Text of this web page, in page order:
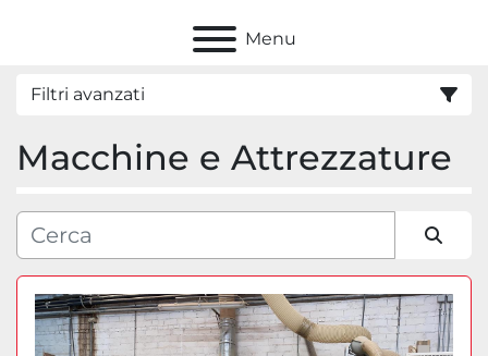
Menu
Filtri avanzati
Categoria
Produttore
Modello
Macchine e Attrezzature
Ordina per